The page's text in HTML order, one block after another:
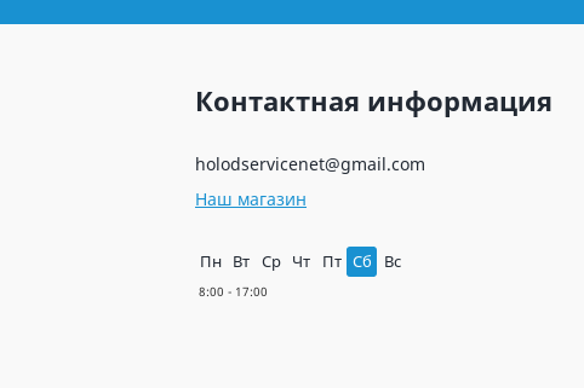
Контактная информация
holodservicenet@gmail.com
Наш магазин
Пн Вт Ср Чт Пт Сб Вс